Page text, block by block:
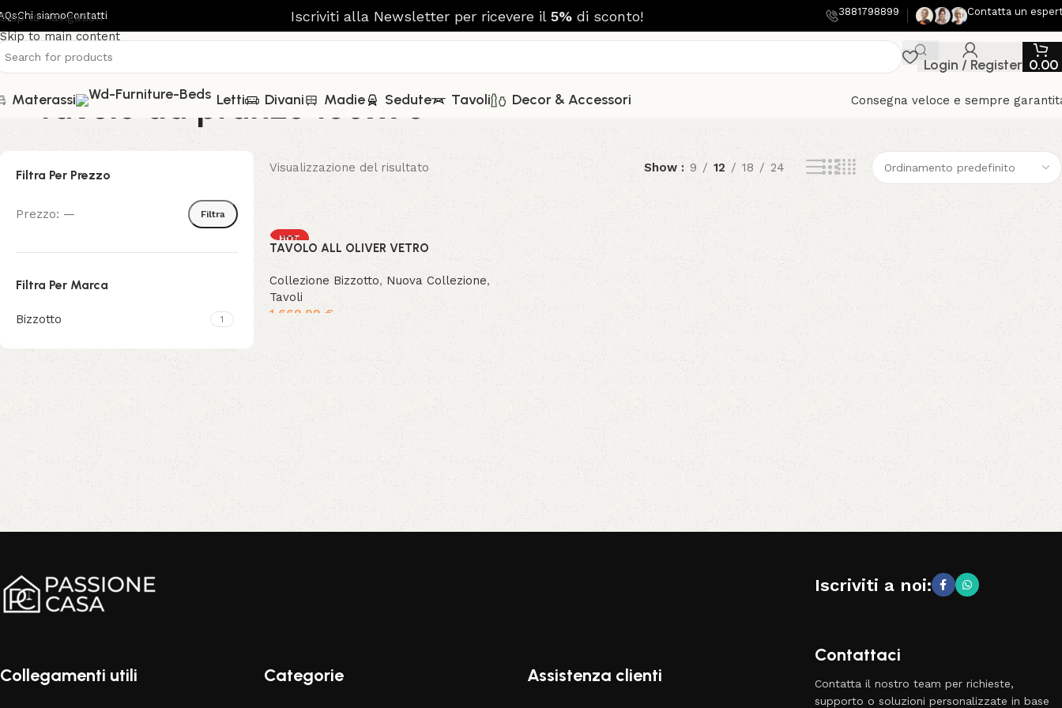
Skip to navigation
Skip to main content
Chi siamoContatti Iscriviti alla Newsletter per ricevere il 5%di sconto! 3881798899 Contatta un
Login / Register 0.00
Materassi
Letti Divani Madie Sedute Tavoli Decor & Accessori Consegna veloce e sempre
tavolo da pranzo 180x90
Filtra Per Prezzo
Filtra
Prezzo: —
Filtra Per Marca
Bizzotto 1
Comfort e stile per il tuo
salotto
Sconto 10%
Acquista ora
Visualizzazione del risultato Show 9 12 18 24
HOT
TAVOLO ALL OLIVER VETRO
Collezione Bizzotto, Nuova Collezione,
Tavoli
1,669.99 €
Collegamenti utili Categorie Assistenza clienti
Iscriviti a noi:
Contattaci
Contatta il nostro team per richieste,
supporto o soluzioni personalizzate in base